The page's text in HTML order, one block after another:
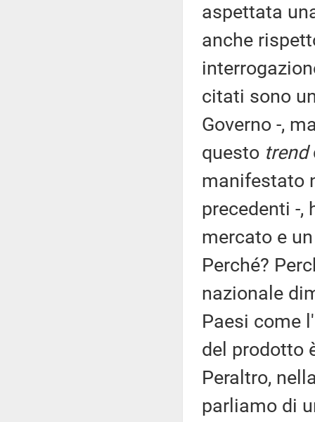
aspettata
anche
citati sono
Governo -,
questo trend
manifestato
precedenti -,
mercato e
Perché?
nazionale
Paesi come
del prodotto
Peraltro,
parliamo di